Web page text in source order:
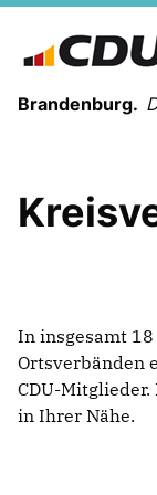
Brandenburg.
In insgesamt
Ortsverbänden
CDU-Mitglieder.
in Ihrer Nähe.